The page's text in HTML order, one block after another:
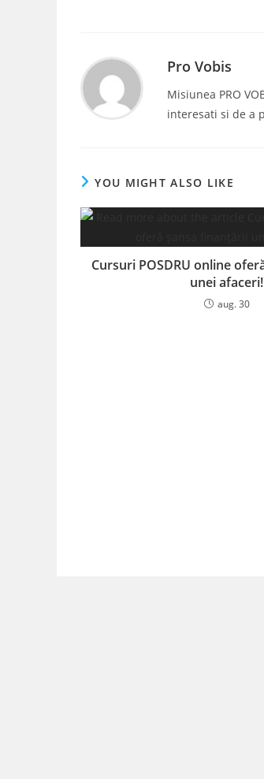
Pro Vobis
Misiunea PRO
interesati si de a
YOU MIGHT ALSO LIKE
Cursuri POSDRU online
unei afaceri!
aug. 30